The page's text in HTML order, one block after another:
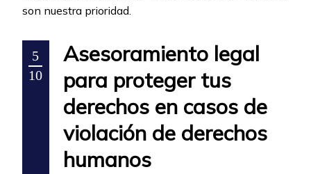
son nuestra prioridad.
5
10
Asesoramiento legal
para proteger tus
derechos en casos de
violación de derechos
humanos